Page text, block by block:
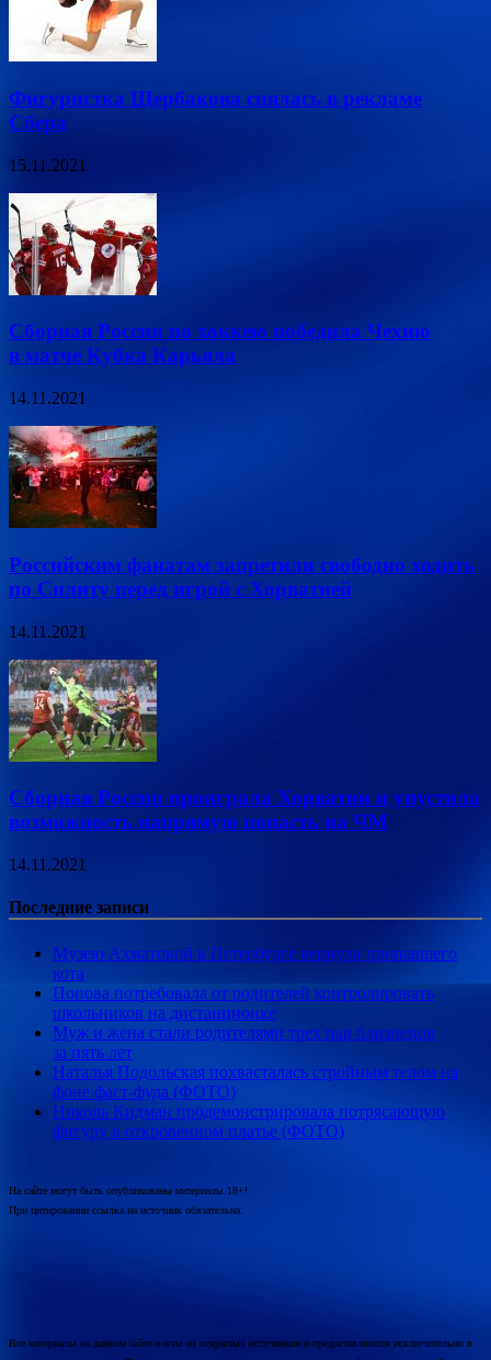
Фигуристка Щербакова снялась в рекламе
Сбера
15.11.2021
Сборная России по хоккею победила Чехию
в матче Кубка Карьяла
14.11.2021
Российским фанатам запретили свободно ходить
по Сплиту перед игрой с Хорватией
14.11.2021
Сборная России проиграла Хорватии и упустила
возможность напрямую попасть на ЧМ
14.11.2021
Последние записи
Музею Ахматовой в Петербурге вернули пропавшего
кота
Попова потребовала от родителей контролировать
школьников на дистанционке
Муж и жена стали родителями трех пар близнецов
за пять лет
Наталья Подольская похвасталась стройным телом на
фоне фаст-фуда (ФОТО)
Николь Кидман продемонстрировала потрясающую
фигуру в откровенном платье (ФОТО)
На сайте могут быть опубликованы материалы 18+!
При цитировании ссылка на источник обязательна.
Все материалы на данном сайте взяты из открытых источников и предоставляются исключительно в